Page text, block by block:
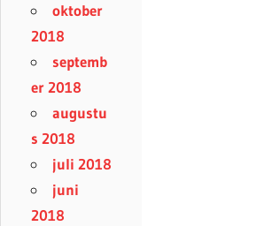
oktober
2018
septemb
er 2018
augustu
s 2018
juli 2018
juni
2018